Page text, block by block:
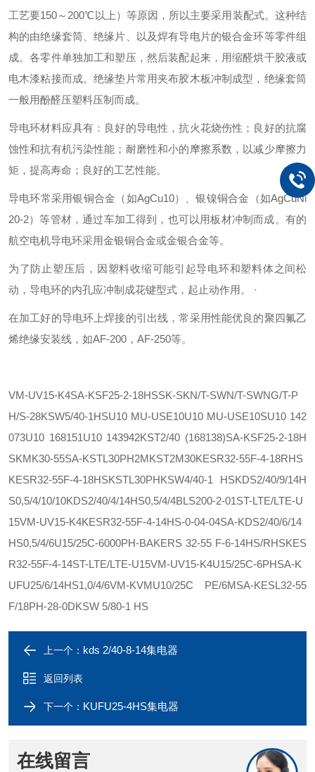
工艺要150～200℃以上）等原因，所以主要采用装配式。这种结
构的由绝缘套筒、绝缘片、以及焊有导电片的银合金环等零件组
成。各零件单独加工和塑压，然后装配起来，用缩醛烘干胶液或
电木漆粘接而成。绝缘垫片常用夹布胶木板冲制成型，绝缘套筒
一般用酚醛压塑料压制而成。
导电环材料应具有：良好的导电性，抗火花烧伤性；良好的抗腐
蚀性和抗有机污染性能；耐磨性和小的摩擦系数，以减少摩擦力
矩，提高寿命；良好的工艺性能。
导电环常采用银铜合金（如AgCu10）、银镍铜合金（如AgCuNi
20-2）等管材，通过车加工得到，也可以用板材冲制而成。有的
航空电机导电环采用金银铜合金或金银合金等。
为了防止塑压后，因塑料收缩可能引起导电环和塑料体之间松
动，导电环的内孔应冲制成花键型式，起止动作用。 ·
在加工好的导电环上焊接的引出线，常采用性能优良的聚四氟乙
烯绝缘安装线，如AF-200，AF-250等。
VM-UV15-K4SA-KSF25-2-18HSSK-SKN/T-SWN/T-SWNG/T-P
H/S-28KSW5/40-1HSU10 MU-USE10U10 MU-USE10SU10 142
073U10 168151U10 143942KST2/40 (168138)SA-KSF25-2-18H
SKMK30-55SA-KSTL30PH2MKST2M30KESR32-55F-4-18RHS
KESR32-55F-4-18HSKSTL30PHKSW4/40-1 HSKDS2/40/9/14H
S0,5/4/10/10KDS2/40/4/14HS0,5/4/4BLS200-2-01ST-LTE/LTE-U
15VM-UV15-K4KESR32-55F-4-14HS-0-04-04SA-KDS2/40/6/14
HS0,5/4/6U15/25C-6000PH-BAKERS 32-55 F-6-14HS/RHSKES
R32-55F-4-14ST-LTE/LTE-U15VM-UV15-K4U15/25C-6PHSA-K
UFU25/6/14HS1,0/4/6VM-KVMU10/25C PE/6MSA-KESL32-55
F/18PH-28-0DKSW 5/80-1 HS
上一个： kds 2/40-8-14集电器
返回列表
下一个： KUFU25-4HS集电器
在线留言